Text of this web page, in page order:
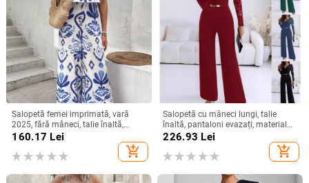
Salopetă femei imprimată, vară
2025, fără mâneci, talie înaltă,
pantaloni largi
160.17 Lei
add_shopping_cart
Salopetă cu mâneci lungi, talie
înaltă, pantaloni evazați, material
poliester, detalii în stil colaj
226.93 Lei
add_shopping_cart